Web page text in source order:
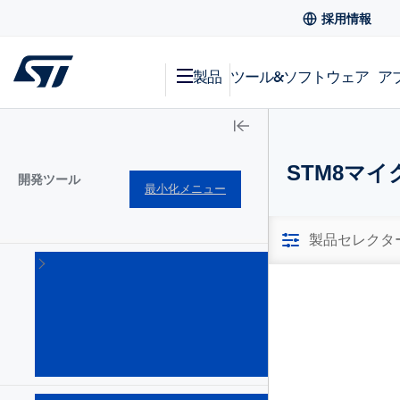
採用情報
製品 ツール&ソフトウェア ア
開発ツール
最小化メニュー
STM8マイ
製品セレクタ